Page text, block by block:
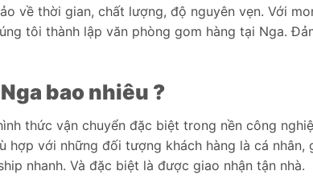
về thời gian, chất lượng, độ nguyên vẹn. Với
tôi thành lập văn phòng gom hàng tại Nga.
bao nhiêu ?
thức vận chuyển đặc biệt trong nền công
hợp với những đối tượng khách hàng là cá nhân,
nhanh. Và đặc biệt là được giao nhận tận nhà.